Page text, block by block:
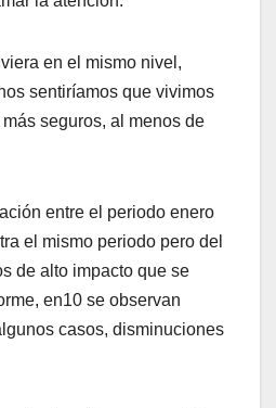
en el mismo nivel,
sentiríamos que vivimos
seguros, al menos de
entre el periodo enero
el mismo periodo pero del
de alto impacto que se
en10 se observan
casos, disminuciones